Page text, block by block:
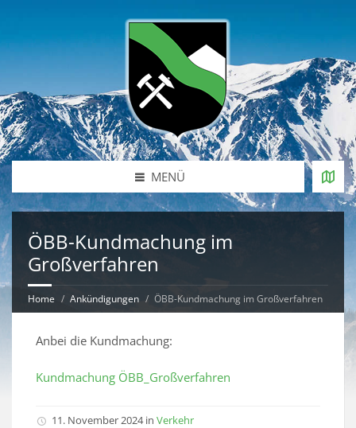
MENÜ
ÖBB-Kundmachung im
Großverfahren
Home Ankündigungen ÖBB-Kundmachung im Großverfahren
Anbei die Kundmachung:
Kundmachung ÖBB_Großverfahren
11. November 2024 in Verkehr